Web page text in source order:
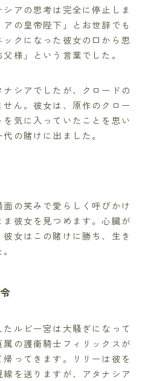
アの思考は完全に停止しま
の皇帝陛下」とお世辞でも
クになった彼女の口から思
様」という言葉でした。
シアでしたが、クロードの
ん。彼女は、原作のクロー
を気に入っていたことを思い
の賭けに出ました。
の笑みで愛らしく呼びかけ
彼女を見つめます。心臓が
女はこの賭けに勝ち、生き
ルビー宮は大騒ぎになって
の護衛騎士フィリックスが
ってきます。リリーは彼を
を送りますが、アタナシア